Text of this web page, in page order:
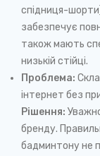
спідниця-
забезпечує
також мають
низькій стійці.
Проблема:
інтернет без
Рішення:
бренду.
бадминтону не